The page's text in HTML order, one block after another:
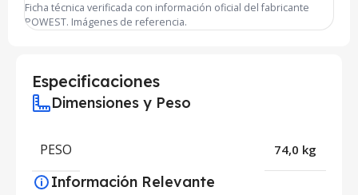
Ficha técnica verificada con información oficial del fabricante
POWEST. Imágenes de referencia.
Especificaciones
Dimensiones y Peso
PESO 74,0 kg
Información Relevante